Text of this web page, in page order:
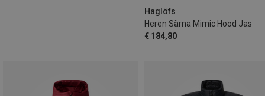
Haglöfs
Heren Särna Mimic Hood Jas
€ 184,80